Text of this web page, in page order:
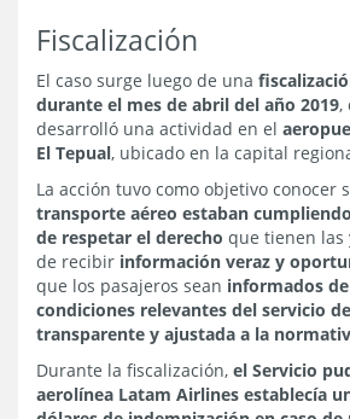
Fiscalización
El caso surge luego de una
durante el mes de abril del año 2019,
desarrolló una actividad en el
El Tepual, ubicado en la capital
La acción tuvo como objetivo conocer
transporte aéreo estaban
de respetar el derecho que tienen las
de recibir información veraz y
que los pasajeros sean informados
condiciones relevantes del servicio
transparente y ajustada a la
Durante la fiscalización, el Servicio
aerolínea Latam Airlines establecía